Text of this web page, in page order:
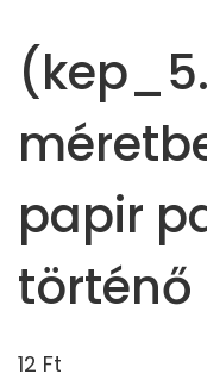
papir
történő
12 Ft